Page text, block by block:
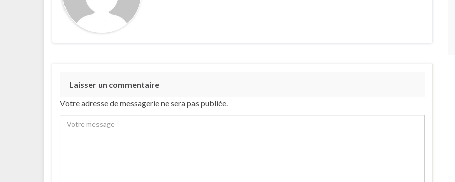
Laisser un commentaire
Votre adresse de messagerie ne sera pas publiée.